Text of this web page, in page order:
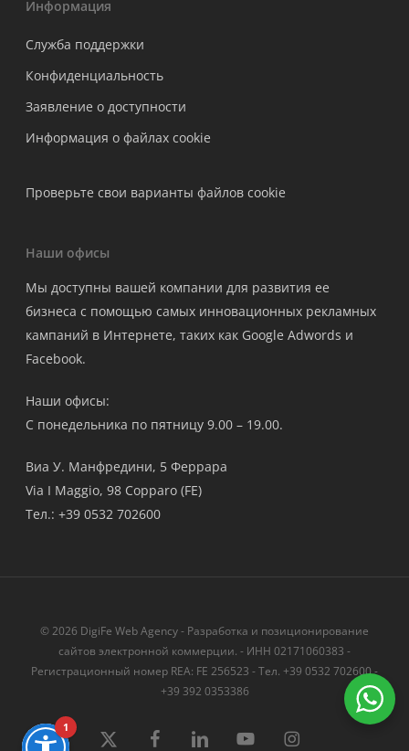
Информация
Служба поддержки
Конфиденциальность
Заявление о доступности
Информация о файлах cookie
Проверьте свои варианты файлов cookie
Наши офисы
Мы доступны вашей компании для развития ее
бизнеса с помощью самых инновационных рекламных
кампаний в Интернете, таких как Google Adwords и
Facebook.
Наши офисы:
С понедельника по пятницу 9.00 – 19.00.
Виа У. Манфредини, 5 Феррара
Via I Maggio, 98 Copparo (FE)
Тел.: +39 0532 702600
© 2026 DigiFe Web Agency - Разработка и позиционирование
сайтов электронной коммерции. - ИНН 02171060383 -
Регистрационный номер REA: FE 256523 - Тел. +39 0532 702600 -
+39 392 0353386
твиттер FacebookLinkedIn YouTube instagram
1